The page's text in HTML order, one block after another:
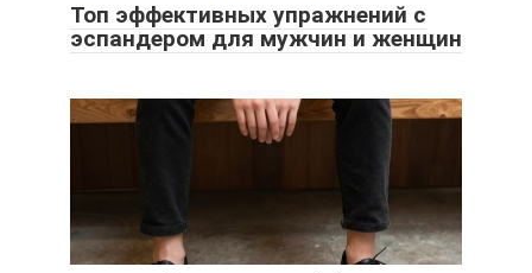
Топ эффективных упражнений с
эспандером для мужчин и женщин